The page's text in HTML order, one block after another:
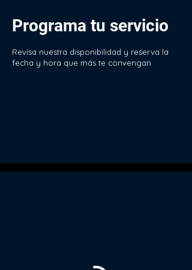
Programa tu servicio
Revisa nuestra disponibilidad y reserva la
fecha y hora que más te convengan